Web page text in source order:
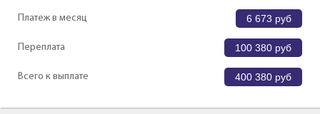
Платеж в месяц 6 673 руб
Переплата 100 380 руб
Всего к выплате 400 380 руб